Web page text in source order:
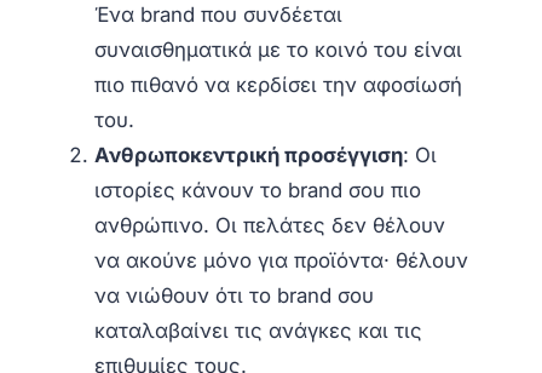
Ένα brand που συνδέεται
συναισθηματικά με το κοινό του είναι
πιο πιθανό να κερδίσει την αφοσίωσή
του.
Ανθρωποκεντρική προσέγγιση: Οι
ιστορίες κάνουν το brand σου πιο
ανθρώπινο. Οι πελάτες δεν θέλουν
να ακούνε μόνο για προϊόντα· θέλουν
να νιώθουν ότι το brand σου
καταλαβαίνει τις ανάγκες και τις
επιθυμίες τους.